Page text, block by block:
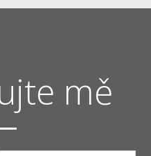
mě